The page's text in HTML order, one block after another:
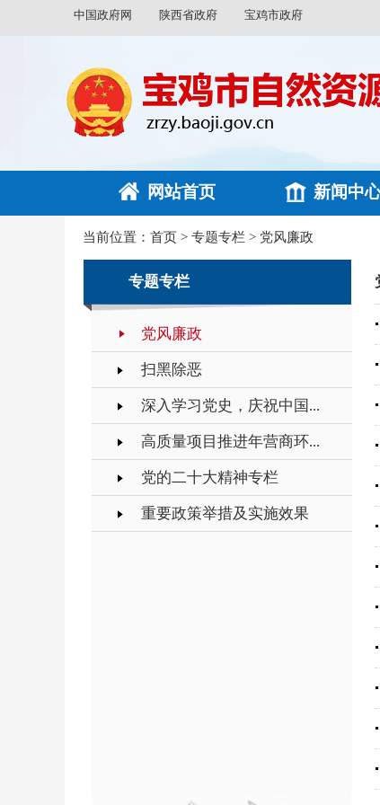
中国政府网 陕西省政府 宝鸡市政府
网站首页 新闻中
当前位置： 首页 > 专题专栏 > 党风廉政
专题专栏
党风廉政
扫黑除恶
深入学习党史，庆祝中国...
高质量项目推进年营商环...
党的二十大精神专栏
重要政策举措及实施效果